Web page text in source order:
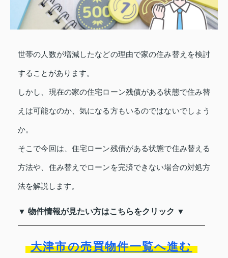
世帯の人数が増減したなどの理由で家の住み替えを検討
することがあります。
しかし、現在の家の住宅ローン残債がある状態で住み替
えは可能なのか、気になる方もいるのではないでしょう
か。
そこで今回は、住宅ローン残債がある状態で住み替える
方法や、住み替えでローンを完済できない場合の対処方
法を解説します。
▼ 物件情報が見たい方はこちらをクリック ▼
大津市の売買物件一覧へ進む